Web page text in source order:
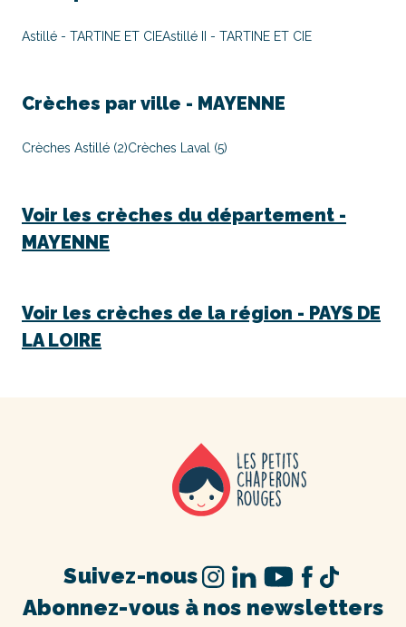
Astillé - TARTINE ET CIEAstillé II - TARTINE ET CIE
Crèches par ville - MAYENNE
Crèches Astillé (2)Crèches Laval (5)
Voir les crèches du département -
MAYENNE
Voir les crèches de la région - PAYS DE
LA LOIRE
Abonnez-vous à nos newsletters
Suivez-nous